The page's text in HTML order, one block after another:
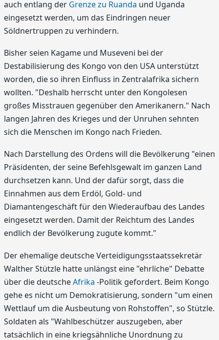
auch entlang der Grenze zu Ruanda und Uganda
eingesetzt werden, um das Eindringen neuer
Söldnertruppen zu verhindern.
Bisher seien Kagame und Museveni bei der
Destabilisierung des Kongo von den USA unterstützt
worden, die so ihren Einfluss in Zentralafrika sichern
wollten. "Deshalb herrscht unter den Kongolesen
großes Misstrauen gegenüber den Amerikanern." Nach
langen Jahren des Krieges und der Unruhen sehnten
sich die Menschen im Kongo nach Frieden.
Nach Darstellung des Ordens will die Bevölkerung "einen
Präsidenten, der seine Befehlsgewalt im ganzen Land
durchsetzen kann. Und der dafür sorgt, dass die
Einnahmen aus dem Erdöl, Gold- und
Diamantengeschäft für den Wiederaufbau des Landes
eingesetzt werden. Damit der Reichtum des Landes
endlich der Bevölkerung zugute kommt."
Der ehemalige deutsche Verteidigungsstaatssekretär
Walther Stützle hatte unlängst eine "ehrliche" Debatte
über die deutscheAfrika -Politik gefordert. Beim Kongo
gehe es nicht um Demokratisierung, sondern "um einen
Wettlauf um die Ausbeutung von Rohstoffen", so Stützle.
Soldaten als "Wahlbeschützer auszugeben, aber
tatsächlich in eine kriegsähnliche Unordnung zu